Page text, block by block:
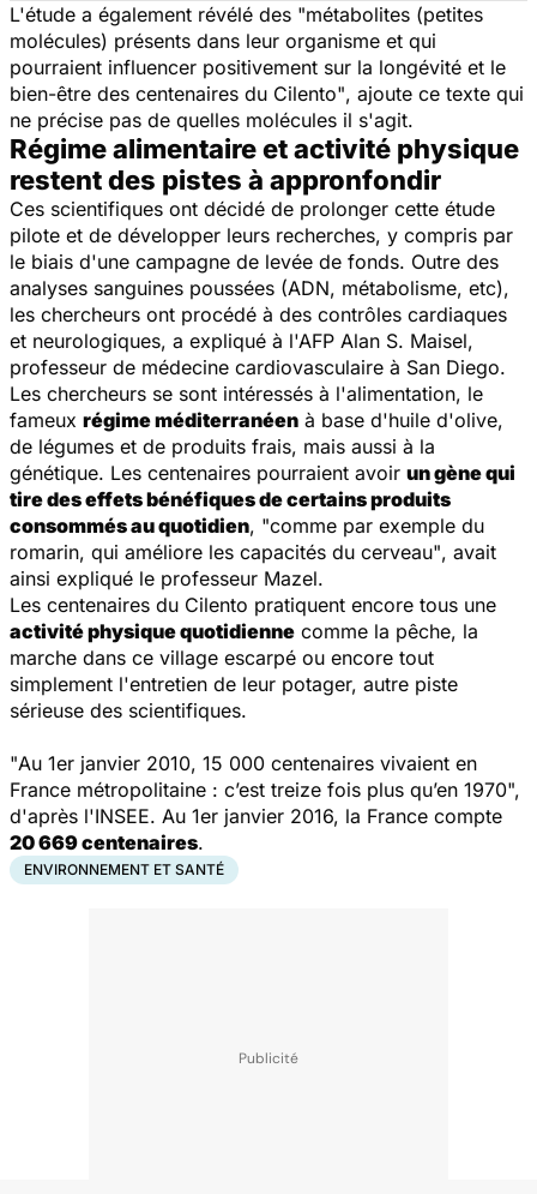
L'étude a également révélé des "métabolites (petites
molécules) présents dans leur organisme et qui
pourraient influencer positivement sur la longévité et le
bien-être des centenaires du Cilento", ajoute ce texte qui
ne précise pas de quelles molécules il s'agit.
Régime alimentaire et activité physique
restent des pistes à appronfondir
Ces scientifiques ont décidé de prolonger cette étude
pilote et de développer leurs recherches, y compris par
le biais d'une campagne de levée de fonds. Outre des
analyses sanguines poussées (ADN, métabolisme, etc),
les chercheurs ont procédé à des contrôles cardiaques
et neurologiques, a expliqué à l'AFP Alan S. Maisel,
professeur de médecine cardiovasculaire à San Diego.
Les chercheurs se sont intéressés à l'alimentation, le
fameux régime méditerranéen à base d'huile d'olive,
de légumes et de produits frais, mais aussi à la
génétique. Les centenaires pourraient avoir un gène qui
tire des effets bénéfiques de certains produits
consommés au quotidien, "comme par exemple du
romarin, qui améliore les capacités du cerveau", avait
ainsi expliqué le professeur Mazel.
Les centenaires du Cilento pratiquent encore tous une
activité physique quotidienne comme la pêche, la
marche dans ce village escarpé ou encore tout
simplement l'entretien de leur potager, autre piste
sérieuse des scientifiques.
"Au 1er janvier 2010, 15 000 centenaires vivaient en
France métropolitaine : c’est treize fois plus qu’en 1970",
d'après l'INSEE. Au 1er janvier 2016, la France compte
20 669 centenaires.
ENVIRONNEMENT ET SANTÉ